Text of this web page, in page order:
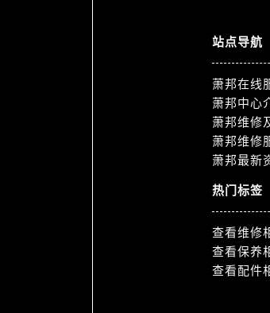
前预约）
预约）
前预约）
前预约）
前预约）
前预约）
提前预约）
需提前预约）
前预约）
前预约）
站点导航
萧邦在线
萧邦中心
萧邦维修
萧邦维修
萧邦最新
热门标签
查看维修
查看保养
查看配件